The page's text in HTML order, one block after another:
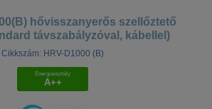
hővisszanyerős szellőztető
távszabályzóval, kábellel)
Cikkszám: HRV-D1000 (B)
Energiaosztály
A++